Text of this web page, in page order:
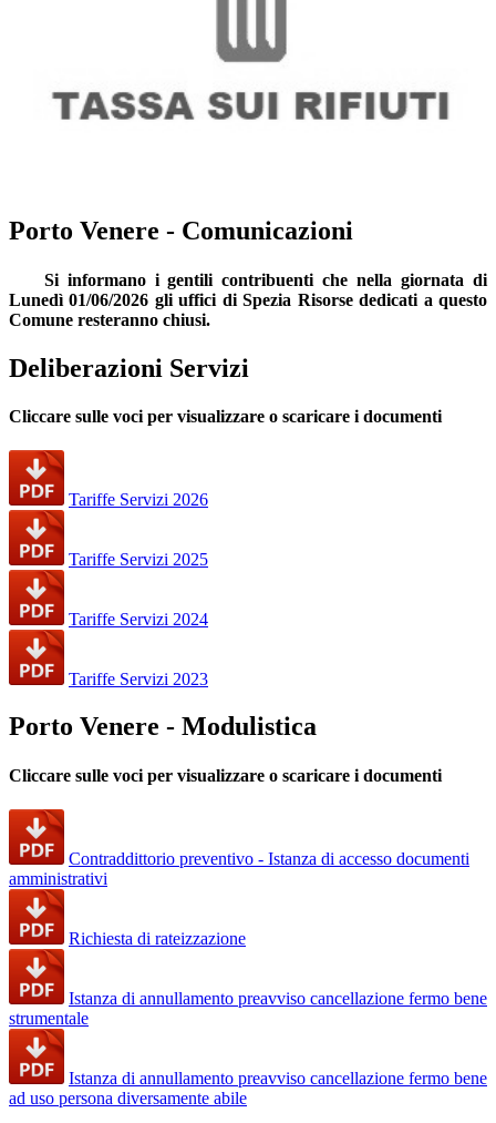
Porto Venere - Comunicazioni
Si informano i gentili contribuenti che nella giornata di
Lunedì 01/06/2026 gli uffici di Spezia Risorse dedicati a questo
Comune resteranno chiusi.
Deliberazioni Servizi
Cliccare sulle voci per visualizzare o scaricare i documenti
Tariffe Servizi 2026
Tariffe Servizi 2025
Tariffe Servizi 2024
Tariffe Servizi 2023
Porto Venere - Modulistica
Cliccare sulle voci per visualizzare o scaricare i documenti
Contraddittorio preventivo - Istanza di accesso documenti
amministrativi
Richiesta di rateizzazione
Istanza di annullamento preavviso cancellazione fermo bene
strumentale
Istanza di annullamento preavviso cancellazione fermo bene
ad uso persona diversamente abile